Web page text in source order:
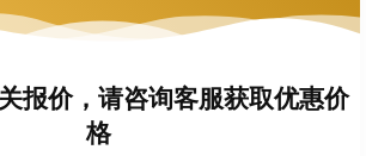
报价，请咨询客服获取优惠价
格